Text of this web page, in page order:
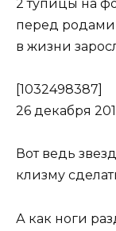
2 тупицы на
перед родами
в жизни
[1032498387]
26 декабря
Вот ведь
клизму
А как ноги